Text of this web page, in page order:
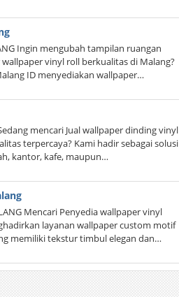
Ingin mengubah tampilan ruangan
vinyl roll berkualitas di Malang?
ID menyediakan wallpaper…
mencari Jual wallpaper dinding vinyl
terpercaya? Kami hadir sebagai solusi
kantor, kafe, maupun…
Mencari Penyedia wallpaper vinyl
layanan wallpaper custom motif
memiliki tekstur timbul elegan dan…